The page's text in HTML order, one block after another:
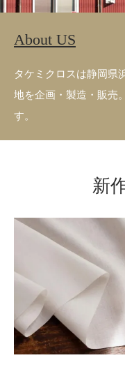
About US
タケミクロスは静岡県
地を企画・製造・販売
す。
新